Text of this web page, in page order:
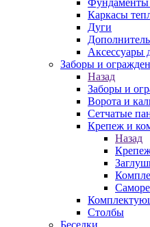
Фундаменты
Каркасы
Дуги
Аксессуары
Заборы и
Назад
Заборы и
Ворота и
Сетчатые
Крепеж и
Назад
Столбы
Беседки